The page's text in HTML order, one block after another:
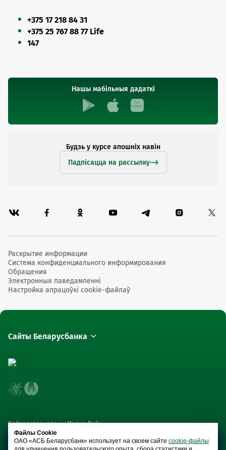
+375 17 218 84 31
+375 25 767 88 77 Life
147
Нашы мабільныя дадаткі
Будзь у курсе апошніх навін
Падпісацца на рассылку
Раскрытие информации
Система конфиденциального информирования
Обращения
Электронныя паведамленні
Настройка апрацоўкі cookie-файлаў
Сайты Беларусбанка
Сайт распрацаваны Медиа Лайн
Файлы Cookie
ОАО «АСБ Беларусбанк» использует на своем сайте cookie-файлы